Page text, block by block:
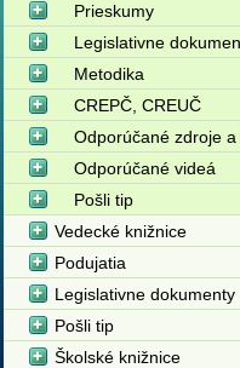
Prieskumy
Legislativne
Metodika
CREPČ, CREUČ
Odporúčané zdroje a
Odporúčané videá
Pošli tip
Vedecké knižnice
Podujatia
Legislativne dokumenty
Pošli tip
Školské knižnice